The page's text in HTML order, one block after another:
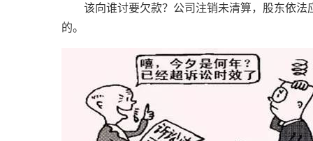
该向谁讨要欠款？公司注销未清算，股东依法
的。